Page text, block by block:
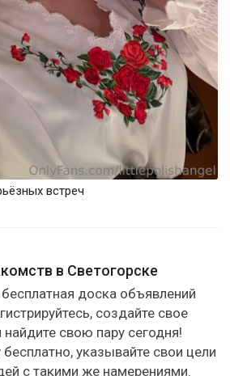
встреч
в Светогорске
доска объявлений
создайте свое
свою пару сегодня!
бесплатно, указывайте свои цели
с такими же намерениями.